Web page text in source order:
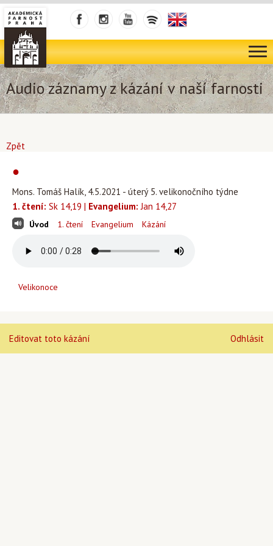
Audio záznamy z kázání v naší farnosti
Zpět
●
Mons. Tomáš Halík, 4.5.2021 - úterý 5. velikonočního týdne
1. čtení: Sk 14,19 | Evangelium: Jan 14,27
Úvod 1. čtení Evangelium Kázání
Velikonoce
Editovat toto kázání Odhlásit